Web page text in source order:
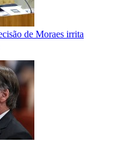
de Moraes irrita